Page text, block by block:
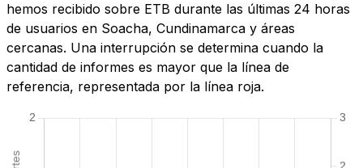
hemos recibido sobre ETB durante las últimas 24 horas
de usuarios en Soacha, Cundinamarca y áreas
cercanas. Una interrupción se determina cuando la
cantidad de informes es mayor que la línea de
referencia, representada por la línea roja.